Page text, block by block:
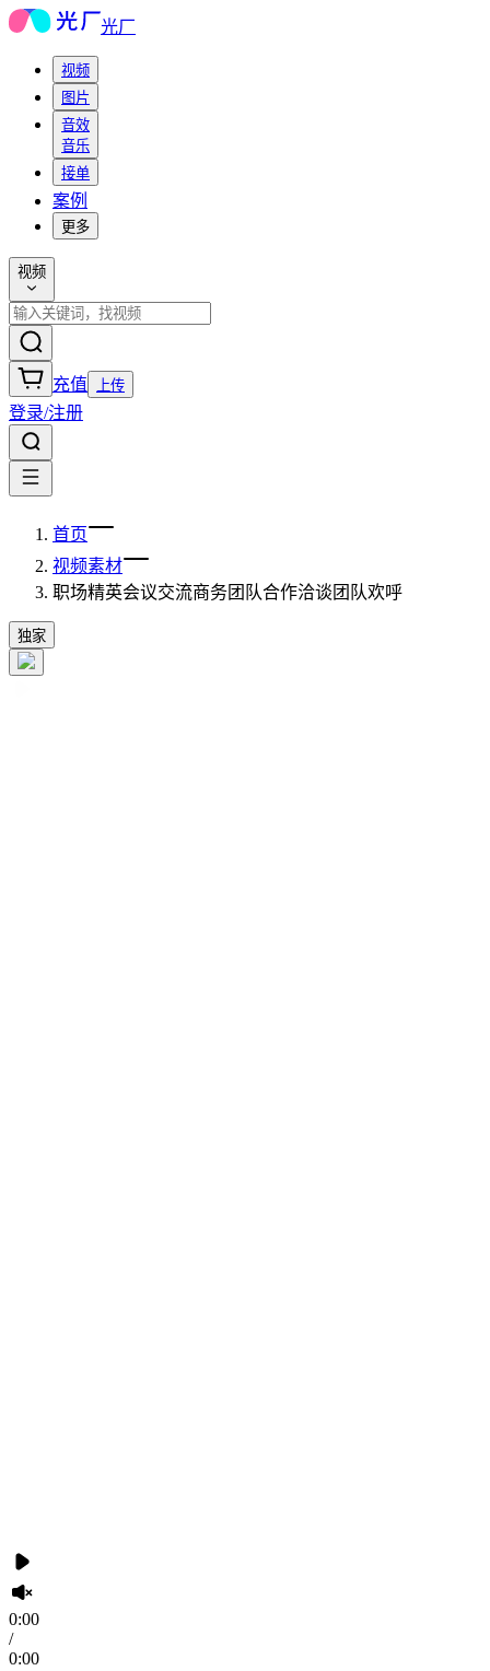
光厂
视频
图片
音效
音乐
接单
案例
更多
视频
充值 上传
登录/注册
首页
视频素材
职场精英会议交流商务团队合作洽谈团队欢呼
独家
0:00
/
0:00